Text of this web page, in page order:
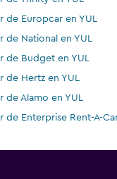
de Europcar en YUL
de National en YUL
de Budget en YUL
de Hertz en YUL
de Alamo en YUL
de Enterprise Rent-A-